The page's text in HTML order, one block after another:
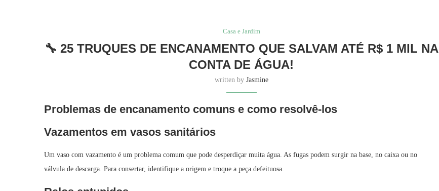
Casa e Jardim
🔧 25 TRUQUES DE ENCANAMENTO QUE SALVAM ATÉ R$ 1 MIL NA
CONTA DE ÁGUA!
written by Jasmine
Problemas de encanamento comuns e como resolvê-los
Vazamentos em vasos sanitários
Um vaso com vazamento é um problema comum que pode desperdiçar muita água. As fugas podem surgir na base, no caixa ou no
válvula de descarga. Para consertar, identifique a origem e troque a peça defeituosa.